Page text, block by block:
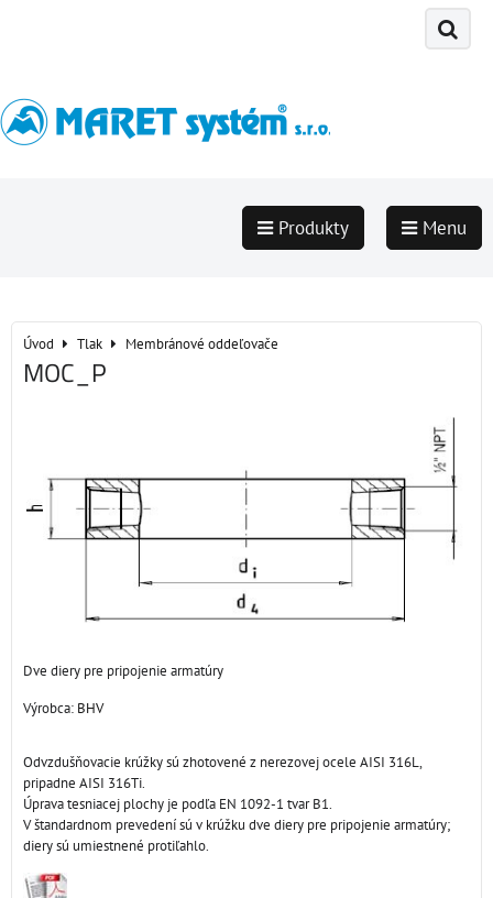
Produkty Menu
Úvod Tlak Membránové oddeľovače
MOC_P
Dve diery pre pripojenie armatúry
Výrobca: BHV
Odvzdušňovacie krúžky sú zhotovené z nerezovej ocele AISI 316L,
pripadne AISI 316Ti.
Úprava tesniacej plochy je podľa EN 1092-1 tvar B1.
V štandardnom prevedení sú v krúžku dve diery pre pripojenie armatúry;
diery sú umiestnené protiľahlo.